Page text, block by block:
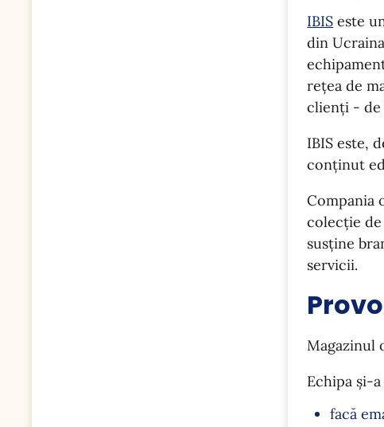
ІBIS este
din
rețea de
clienți - de
IBIS este,
conținut
Compania
colecție
susține
servicii.
Magazinul
Echipa și-
facă